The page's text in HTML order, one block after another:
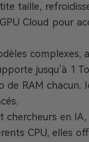
taille,
Cloud pour
complexes,
jusqu’à 1
de RAM chacun.
chercheurs en IA,
CPU, elles